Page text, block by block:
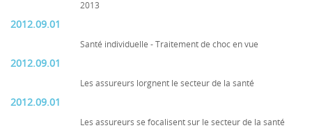
2013
2012.09.01
Santé individuelle - Traitement de choc en vue
2012.09.01
Les assureurs lorgnent le secteur de la santé
2012.09.01
Les assureurs se focalisent sur le secteur de la santé